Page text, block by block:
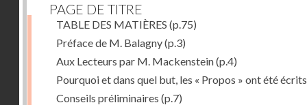
PAGE DE TITRE
TABLE DES MATIÈRES (p.75)
Préface de M. Balagny(p.3)
Aux Lecteurs par M. Mackenstein(p.4)
Pourquoi et dans quel but, les « Propos » ont été écrits
Conseils préliminaires (p.7)